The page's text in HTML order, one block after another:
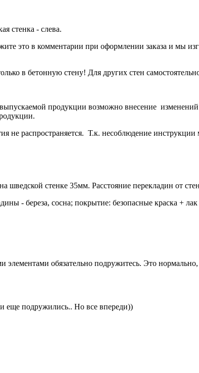
стенка - слева.
это в комментарии при оформлении заказа и мы
в бетонную стену! Для других стен
продукции возможно внесение
распространяется. Т.к. несоблюдение инструкции
стенке 35мм. Расстояние перекладин от
- береза, сосна; покрытие: безопасные краска +
обязательно подружитесь. Это
еще подружились.. Но все впереди))